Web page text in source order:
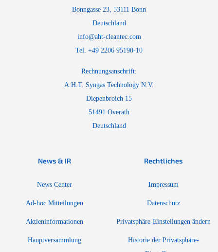
Bonngasse 23, 53111 Bonn
Deutschland
info@aht-cleantec.com
Tel. +49 2206 95190-10
Rechnungsanschrift:
A.H.T. Syngas Technology N.V.
Diepenbroich 15
51491 Overath
Deutschland
News & IR
News Center
Ad-hoc Mitteilungen
Aktieninformationen
Hauptversammlung
Rechtliches
Impressum
Datenschutz
Privatsphäre-Einstellungen ändern
Historie der Privatsphäre-